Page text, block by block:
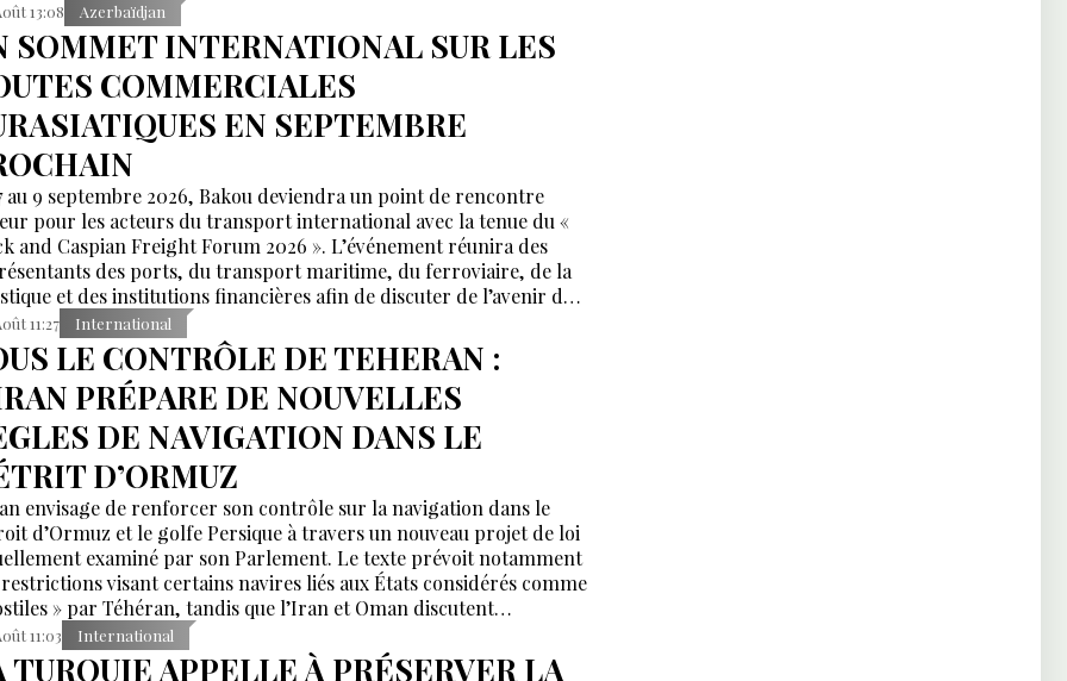
13:08 Azerbaïdjan
SOMMET INTERNATIONAL SUR LES
COMMERCIALES
EN SEPTEMBRE
au 9 septembre 2026, Bakou deviendra un point de rencontre
pour les acteurs du transport international avec la tenue du «
and Caspian Freight Forum 2026 ». L’événement réunira des
des ports, du transport maritime, du ferroviaire, de la
et des institutions financières afin de discuter de l’avenir des
reliant l’Asie, la mer Caspienne, la région de la mer Noire et
11:27 International
LE CONTRÔLE DE TEHERAN :
PRÉPARE DE NOUVELLES
DE NAVIGATION DANS LE
D’ORMUZ
envisage de renforcer son contrôle sur la navigation dans le
d’Ormuz et le golfe Persique à travers un nouveau projet de loi
examiné par son Parlement. Le texte prévoit notamment
visant certains navires liés aux États considérés comme
» par Téhéran, tandis que l’Iran et Oman discutent
d’une nouvelle organisation des routes maritimes dans
zone stratégique.
11:03 International
TURQUIE APPELLE À PRÉSERVER LA